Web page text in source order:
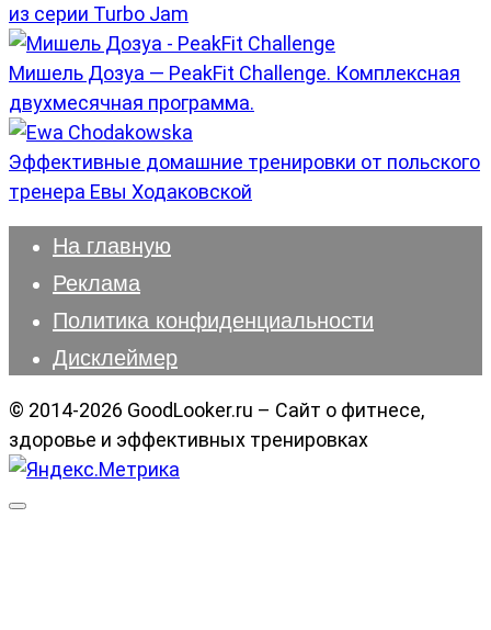
из серии Turbo Jam
Мишель Дозуа — PeakFit Challenge. Комплексная
двухмесячная программа.
Эффективные домашние тренировки от польского
тренера Евы Ходаковской
На главную
Реклама
Политика конфиденциальности
Дисклеймер
© 2014-2026 GoodLooker.ru – Сайт о фитнесе,
здоровье и эффективных тренировках